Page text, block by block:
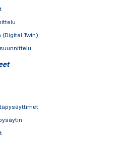
Twin)